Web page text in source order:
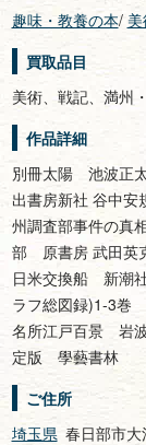
趣味・教養の本/
買取品目
美術、戦記、満州
作品詳細
別冊太陽 池波正
出書房新社 谷中
州調査部事件の
部 原書房 武田英
日米交換船 新潮
ラフ総図録)1-3巻
名所江戸百景 岩
定版 學藝書林
ご住所
埼玉県 春日部市大